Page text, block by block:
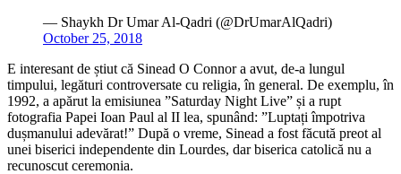
— Shaykh Dr Umar Al-Qadri (@DrUmarAlQadri)
October 25, 2018
E interesant de știut că Sinead O Connor a avut, de-a lungul
timpului, legături controversate cu religia, în general. De exemplu, în
1992, a apărut la emisiunea ”Saturday Night Live” și a rupt
fotografia Papei Ioan Paul al II lea, spunând: ”Luptați împotriva
dușmanului adevărat!” După o vreme, Sinead a fost făcută preot al
unei biserici independente din Lourdes, dar biserica catolică nu a
recunoscut ceremonia.